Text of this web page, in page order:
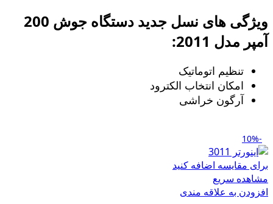
ویژگی های نسل جدید دستگاه جوش 200
آمپر مدل 2011:
تنظیم اتوماتیک
امکان انتخاب الکترود
آرگون خراشی
-10%
برای مقایسه اضافه کنید
مشاهده سریع
افزودن به علاقه مندی